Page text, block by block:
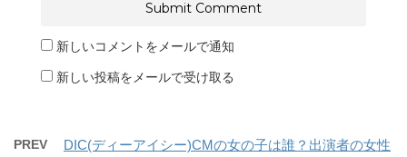
新しいコメントをメールで通知
新しい投稿をメールで受け取る
PREV
DIC(ディーアイシー)CMの女の子は誰？出演者の女性